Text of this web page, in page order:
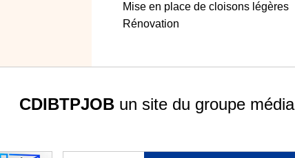
Mise en place de cloisons légères
Rénovation
CDIBTPJOBun site du groupe média